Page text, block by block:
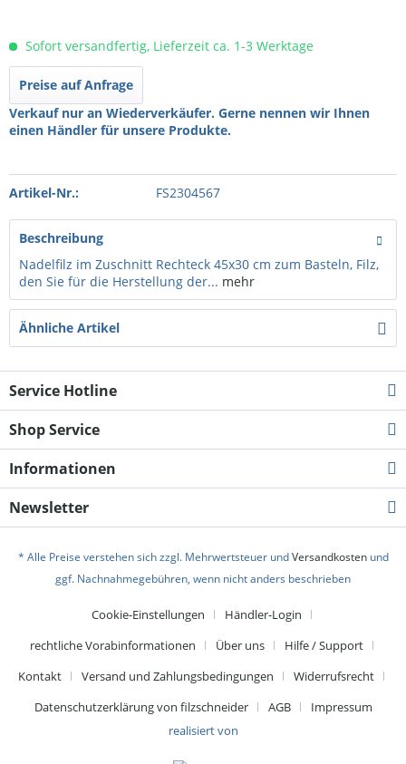
Sofort versandfertig, Lieferzeit ca. 1-3 Werktage
Preise auf Anfrage
Verkauf nur an Wiederverkäufer. Gerne nennen wir Ihnen
einen Händler für unsere Produkte.
Artikel-Nr.: FS2304567
Beschreibung
Nadelfilz im Zuschnitt Rechteck 45x30 cm zum Basteln, Filz,
den Sie für die Herstellung der... mehr
Ähnliche Artikel
Service Hotline
Shop Service
Informationen
Newsletter
* Alle Preise verstehen sich zzgl. Mehrwertsteuer undVersandkostenund
ggf. Nachnahmegebühren, wenn nicht anders beschrieben
Cookie-Einstellungen
Händler-Login
rechtliche Vorabinformationen
Über uns
Hilfe / Support
Kontakt
Versand und Zahlungsbedingungen
Widerrufsrecht
Datenschutzerklärung von filzschneider
AGB
Impressum
realisiert von